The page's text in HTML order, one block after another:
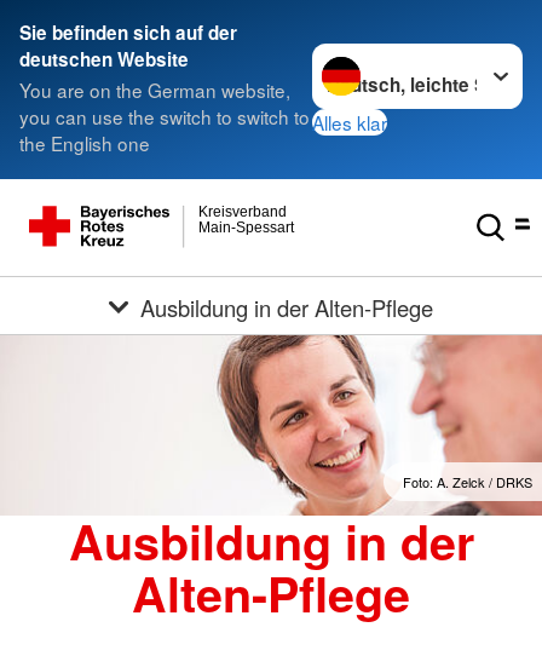
Sie befinden sich auf der
deutschen Website
You are on the German website,
you can use the switch to switch to
the English one
Sprache wechseln zu
Alles klar
Main-Spessart
Kreisverband
Ausbildung in der Alten-Pflege
Foto: A. Zelck / DRKS
Ausbildung in der
Alten-Pflege